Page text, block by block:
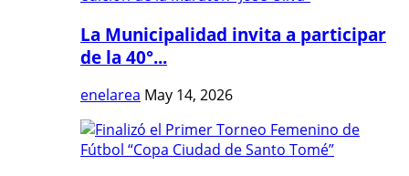
La Municipalidad invita a participar
de la 40°...
enelarea May 14, 2026